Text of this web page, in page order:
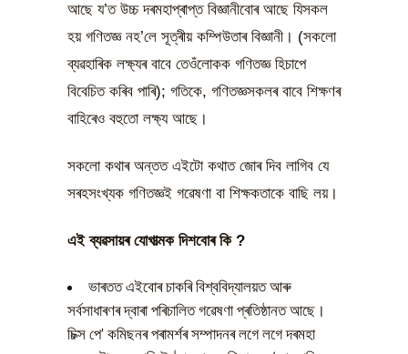
আছে য’ত উচ্চ দৰমহাপ্ৰাপ্ত বিজ্ঞানীবোৰ আছে যিসকল
হয় গণিতজ্ঞ নহ’লে সূত্ৰীয় কম্পিউতাৰ বিজ্ঞানী। (সকলো
ব্যৱহাৰিক লক্ষ্যৰ বাবে তেওঁলোকক গণিতজ্ঞ হিচাপে
বিবেচিত কৰিব পাৰি); গতিকে, গণিতজ্ঞসকলৰ বাবে শিক্ষণৰ
বাহিৰেও বহুতো লক্ষ্য আছে।
সকলো কথাৰ অন্তত এইটো কথাত জোৰ দিব লাগিব যে
সৰহসংখ্যক গণিতজ্ঞই গৱেষণা বা শিক্ষকতাকে বাছি লয়।
এই ব্যৱসায়ৰ যোগাত্মক দিশবোৰ কি ?
ভাৰতত এইবোৰ চাকৰি বিশ্ববিদ্যালয়ত আৰু
সৰ্বসাধাৰণৰ দ্বাৰা পৰিচালিত গৱেষণা প্ৰতিষ্ঠানত আছে।
চিক্স পে’ কমিছনৰ পৰামৰ্শৰ সম্পাদনৰ লগে লগে দৰমহা